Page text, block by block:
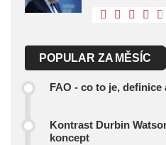
POPULAR ZA MĚSÍC
FAO - co to je, definice
Kontrast Durbin
koncept